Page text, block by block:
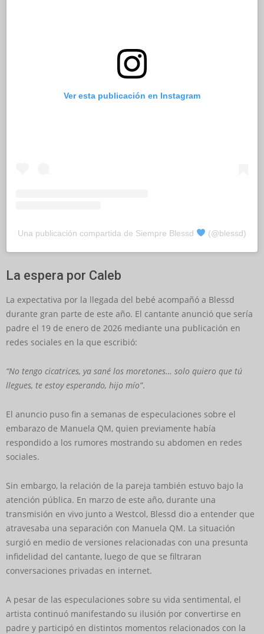
Ver esta publicación en Instagram
Una publicación compartida de Siempre Blessd (@blessd)
La espera por Caleb
La expectativa por la llegada del bebé acompañó a Blessd
durante gran parte de este año. El cantante anunció que sería
padre el 19 de enero de 2026 mediante una publicación en
redes sociales en la que escribió:
“No tengo cicatrices, ya sané los moretones… solo quiero que tú
llegues, te estoy esperando, hijo mío”.
El anuncio puso fin a semanas de especulaciones sobre el
embarazo de Manuela QM, quien previamente había
respondido a los rumores mostrando su abdomen en redes
sociales.
Sin embargo, la relación de la pareja también estuvo bajo la
atención pública. En marzo de este año, durante una
transmisión en vivo junto a Westcol, Blessd dio a entender que
atravesaba una separación con Manuela QM. La situación
surgió en medio de versiones relacionadas con una presunta
infidelidad del cantante, luego de que se filtraran
conversaciones privadas en internet.
A pesar de las especulaciones sobre su vida sentimental, el
artista continuó manifestando su ilusión por convertirse en
padre y participó en distintos momentos relacionados con la